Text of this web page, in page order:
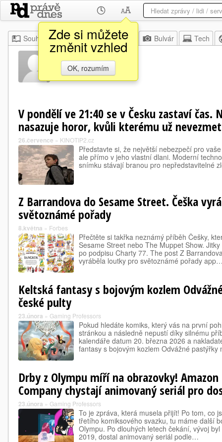
Zde si můžete
změnit vzhled
OK, rozumím
Souhrn Moje Z domova Bulvár Tech
Jim Henson
V pondělí ve 21:40 se v Česku zastaví čas.
nasazuje horor, kvůli kterému už
26.července » KINOTIP2.cz
Představte si, že největší nebezpečí pro
ale přímo v jeho vlastní dlani. Moderní
snímku stávají branou pro nepředstavitelné
Z Barrandova do Sesame Street. Češka
světoznámé pořady
8.května » Forbes
Přečtěte si takřka neznámý příběh Češky,
Sesame Street nebo The Muppet Show.
po podpisu Charty 77. The post Z
vyráběla loutky pro světoznámé pořady
Keltská fantasy s bojovým kozlem
české pulty
23.února » Gaming Professors
Pokud hledáte komiks, který vás na první
stránkou a následně nepustí díky silnému
kalendáře datum 20. března 2026 a
fantasy s bojovým kozlem Odvážné
Drby z Olympu míří na obrazovky! Amazon
Company chystají animovaný seriál pro
23.února » Gaming Professors
To je zpráva, která musela přijít! Po tom, co
třetího komiksového svazku, tu máme další
Olympu. Po dlouhých letech čekání, vývoj
2019, dostal animovaný seriál podle…